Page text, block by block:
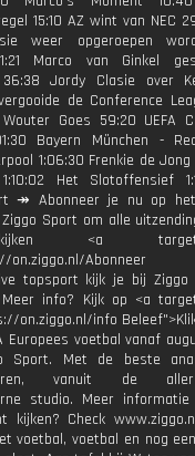
15:10 AZ wint van NEC
weer opgeroepen
Marco van Ginkel
Jordy Clasie over
de Conference
Wouter Goes 59:20 UEFA
Bayern München -
1:06:30 Frenkie de
Het Slotoffensief
↠ Abonneer je nu op het
Ziggo Sport om alle
<a
on.ziggo.nl/
topsport kijk je bij
info? Kijk op <a
on.ziggo.nl/info
Europees voetbal vanaf
Sport. Met de beste
vanuit de
studio. Meer
kijken? Check
voetbal, voetbal en nog